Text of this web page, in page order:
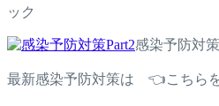
ック
感染予防対
最新感染予防対策は 👈こちら